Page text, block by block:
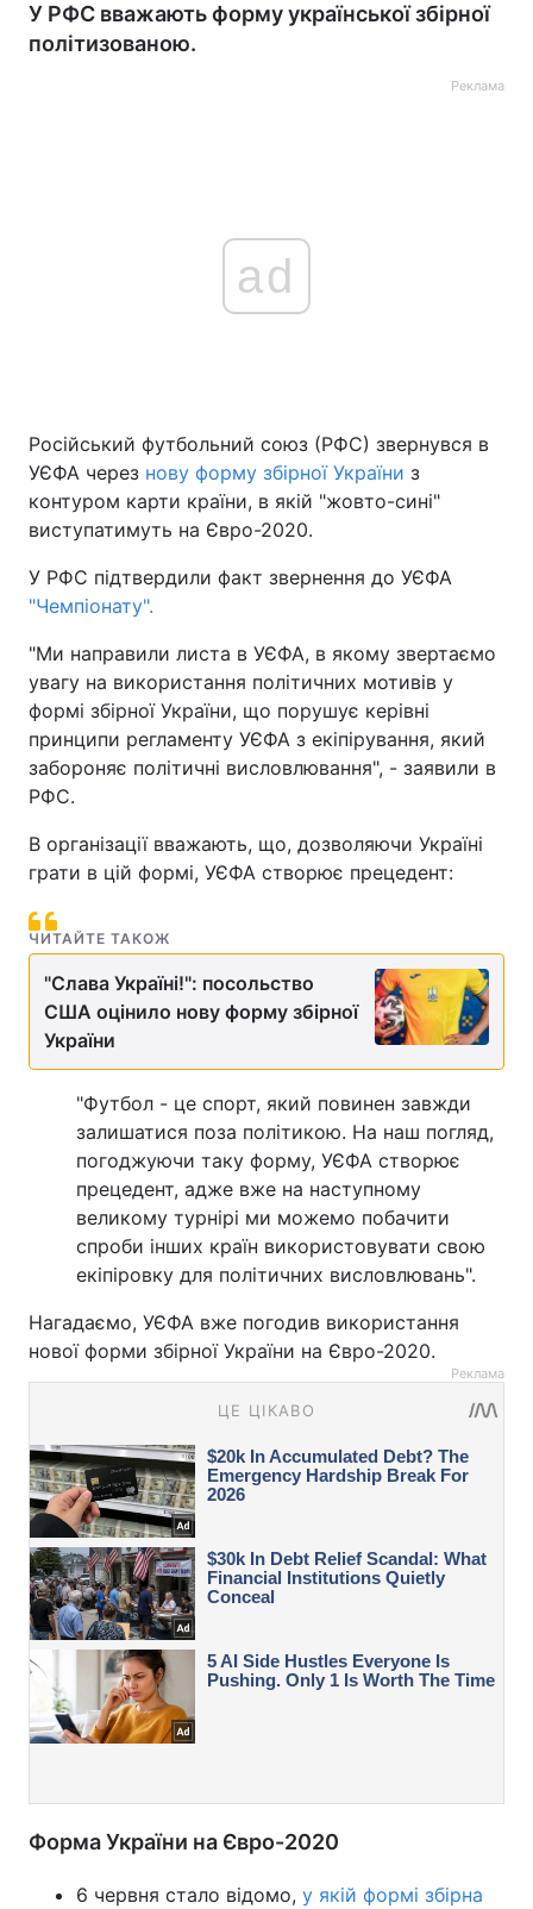
У РФС вважають форму української збірної
політизованою.
Реклама
ad
Російський футбольний союз (РФС) звернувся в
УЄФА через нову форму збірної України з
контуром карти країни, в якій "жовто-сині"
виступатимуть на Євро-2020.
У РФС підтвердили факт звернення до УЄФА
"Чемпіонату".
"Ми направили листа в УЄФА, в якому звертаємо
увагу на використання політичних мотивів у
формі збірної України, що порушує керівні
принципи регламенту УЄФА з екіпірування, який
забороняє політичні висловлювання", - заявили в
РФС.
В організації вважають, що, дозволяючи Україні
грати в цій формі, УЄФА створює прецедент:
ЧИТАЙТЕ ТАКОЖ
"Слава Україні!": посольство
США оцінило нову форму збірної
України
"Футбол - це спорт, який повинен завжди
залишатися поза політикою. На наш погляд,
погоджуючи таку форму, УЄФА створює
прецедент, адже вже на наступному
великому турнірі ми можемо побачити
спроби інших країн використовувати свою
екіпіровку для політичних висловлювань".
Нагадаємо, УЄФА вже погодив використання
нової форми збірної України на Євро-2020.
Реклама
Форма України на Євро-2020
6 червня стало відомо, у якій формі збірна